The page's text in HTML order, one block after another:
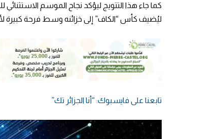
كما جاء هذا التتويج ليؤكد نجاح الموسم
ليُضيف كأس “الكاف” إلى خزائنه وسط فرحة كبيرة
تابعنا على فايسبوك: “أنا الجزائر تك”